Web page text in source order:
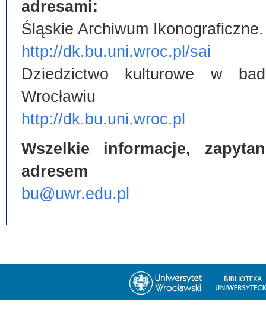
adresami:
Śląskie Archiwum Ikonograficzne.
http://dk.bu.uni.wroc.pl/sai
Dziedzictwo kulturowe w
Wrocławiu
http://dk.bu.uni.wroc.pl
Wszelkie informacje,
adresem
bu@uwr.edu.pl